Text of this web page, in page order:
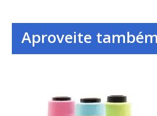
Aproveite também